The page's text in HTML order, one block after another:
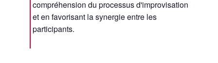
compréhension du processus d'improvisation
et en favorisant la synergie entre les
participants.